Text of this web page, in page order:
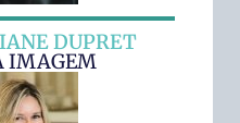
DUPRET
IMAGEM